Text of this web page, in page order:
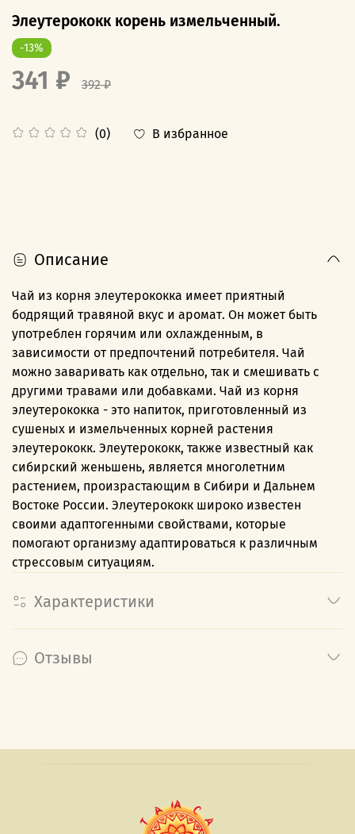
Элеутерококк корень измельченный.
(0) В избранное
-13%
341 ₽ 392 ₽
Описание
Чай из корня элеутерококка имеет приятный
бодрящий травяной вкус и аромат. Он может быть
употреблен горячим или охлажденным, в
зависимости от предпочтений потребителя. Чай
можно заваривать как отдельно, так и смешивать с
другими травами или добавками. Чай из корня
элеутерококка - это напиток, приготовленный из
сушеных и измельченных корней растения
элеутерококк. Элеутерококк, также известный как
сибирский женьшень, является многолетним
растением, произрастающим в Сибири и Дальнем
Востоке России. Элеутерококк широко известен
своими адаптогенными свойствами, которые
помогают организму адаптироваться к различным
стрессовым ситуациям.
Характеристики
Отзывы